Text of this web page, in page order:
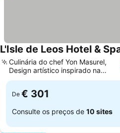
L'Isle de Leos Hotel &
Culinária do chef Yon Masurel,
Design artístico inspirado na
Provença
De € 301
Consulte os preços de 10 sites